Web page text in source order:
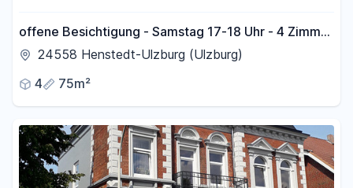
offene Besichtigung - Samstag 17-18 Uhr - 4 Zimmer
ETW inkl. Garage
24558 Henstedt-Ulzburg (Ulzburg)
4
75m²